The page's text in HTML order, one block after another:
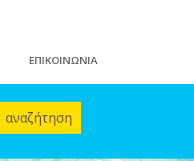
ΕΠΙΚΟΙΝΩΝΙΑ
αναζήτηση